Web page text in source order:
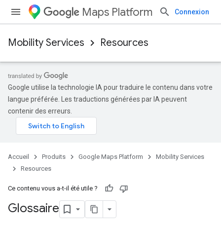
Maps Platform Connexion
Mobility Services Resources
Google utilise la technologie IA pour traduire le contenu dans votre
langue préférée. Les traductions générées par IA peuvent
contenir des erreurs.
Accueil Produits Google Maps Platform
Mobility Services
Resources
Ce contenu vous a-t-il été utile ?
Glossaire